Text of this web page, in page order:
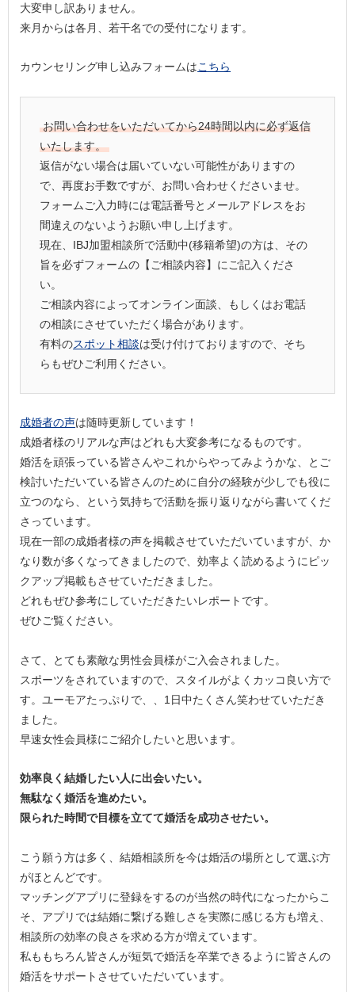
大変申し訳ありません。
来月からは各月、若干名での受付になります。
カウンセリング申し込みフォームはこちら
お問い合わせをいただいてから24時間以内に必ず返信
いたします。
返信がない場合は届いていない可能性がありますの
で、再度お手数ですが、お問い合わせくださいませ。
フォームご入力時には電話番号とメールアドレスをお
間違えのないようお願い申し上げます。
現在、IBJ加盟相談所で活動中(移籍希望)の方は、その
旨を必ずフォームの【ご相談内容】にご記入くださ
い。
ご相談内容によってオンライン面談、もしくはお電話
の相談にさせていただく場合があります。
有料のスポット相談は受け付けておりますので、そち
らもぜひご利用ください。
成婚者の声は随時更新しています！
成婚者様のリアルな声はどれも大変参考になるものです。
婚活を頑張っている皆さんやこれからやってみようかな、とご
検討いただいている皆さんのために自分の経験が少しでも役に
立つのなら、という気持ちで活動を振り返りながら書いてくだ
さっています。
現在一部の成婚者様の声を掲載させていただいていますが、か
なり数が多くなってきましたので、効率よく読めるようにピッ
クアップ掲載もさせていただきました。
どれもぜひ参考にしていただきたいレポートです。
ぜひご覧ください。
さて、とても素敵な男性会員様がご入会されました。
スポーツをされていますので、スタイルがよくカッコ良い方で
す。ユーモアたっぷりで、、1日中たくさん笑わせていただき
ました。
早速女性会員様にご紹介したいと思います。
効率良く結婚したい人に出会いたい。
無駄なく婚活を進めたい。
限られた時間で目標を立てて婚活を成功させたい。
こう願う方は多く、結婚相談所を今は婚活の場所として選ぶ方
がほとんどです。
マッチングアプリに登録をするのが当然の時代になったからこ
そ、アプリでは結婚に繋げる難しさを実際に感じる方も増え、
相談所の効率の良さを求める方が増えています。
私ももちろん皆さんが短気で婚活を卒業できるように皆さんの
婚活をサポートさせていただいています。